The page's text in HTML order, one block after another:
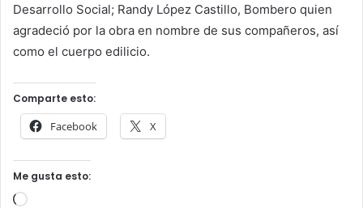
Desarrollo Social; Randy López Castillo, Bombero quien
agradeció por la obra en nombre de sus compañeros, así
como el cuerpo edilicio.
Comparte esto:
Facebook X
Me gusta esto:
Cargando...